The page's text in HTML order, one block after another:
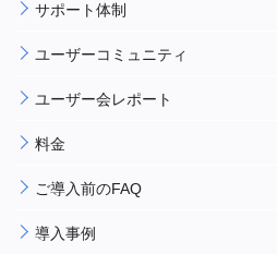
サポート体制
ユーザーコミュニティ
ユーザー会レポート
料金
ご導入前のFAQ
導入事例